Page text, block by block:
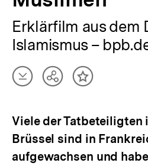
Erklärfilm aus dem
Islamismus –
Artikel
herunterladen
TeilenInhalt
Viele der Tatbeteiligten
Brüssel sind in
aufgewachsen und